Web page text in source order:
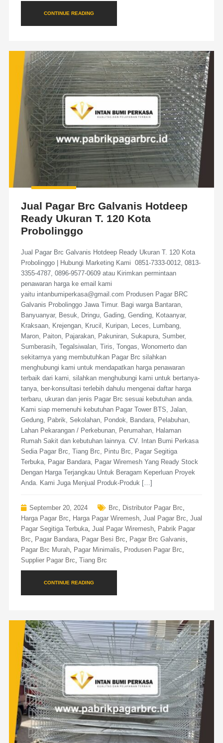
CONTINUE READING
Jual Pagar Brc Galvanis Hotdeep
Ready Ukuran T. 120 Kota
Probolinggo
Jual Pagar Brc Galvanis Hotdeep Ready Ukuran T. 120 Kota
Probolinggo | Hubungi Marketing Kami 0851-7333-0012, 0813-
3355-4787, 0896-9577-0609 atau Kirimkan permintaan
penawaran harga ke email kami
yaitu intanbumiperkasa@gmail.com Produsen Pagar BRC
Galvanis Probolinggo Jawa Timur. Bagi warga Bantaran,
Banyuanyar, Besuk, Dringu, Gading, Gending, Kotaanyar,
Kraksaan, Krejengan, Krucil, Kuripan, Leces, Lumbang,
Maron, Paiton, Pajarakan, Pakuniran, Sukapura, Sumber,
Sumberasih, Tegalsiwalan, Tiris, Tongas, Wonomerto dan
sekitarnya yang membutuhkan Pagar Brc silahkan
menghubungi kami untuk mendapatkan harga penawaran
terbaik dari kami, silahkan menghubungi kami untuk bertanya-
tanya, ber-konsultasi terlebih dahulu mengenai daftar harga
terbaru, ukuran dan jenis Pagar Brc sesuai kebutuhan anda.
Kami siap memenuhi kebutuhan Pagar Tower BTS, Jalan,
Gedung, Pabrik, Sekolahan, Pondok, Bandara, Pelabuhan,
Lahan Pekarangan / Perkebunan, Perumahan, Halaman
Rumah Sakit dan kebutuhan lainnya. CV. Intan Bumi Perkasa
Sedia Pagar Brc, Tiang Brc, Pintu Brc, Pagar Segitiga
Terbuka, Pagar Bandara, Pagar Wiremesh Yang Ready Stock
Dengan Harga Terjangkau Untuk Beragam Keperluan Proyek
Anda. Kami Juga Menjual Produk-Produk […]
September 20, 2024 Brc, Distributor Pagar Brc,
Harga Pagar Brc, Harga Pagar Wiremesh, Jual Pagar Brc, Jual
Pagar Segitiga Terbuka, Jual Pagar Wiremesh, Pabrik Pagar
Brc, Pagar Bandara, Pagar Besi Brc, Pagar Brc Galvanis,
Pagar Brc Murah, Pagar Minimalis, Produsen Pagar Brc,
Supplier Pagar Brc, Tiang Brc
CONTINUE READING